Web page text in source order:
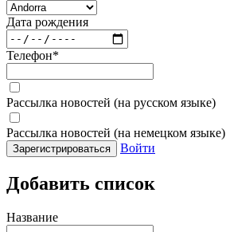
Дата рождения
Телефон*
Рассылка новостей (на русском языке)
Рассылка новостей (на немецком языке)
Зарегистрироваться Войти
Добавить список
Название